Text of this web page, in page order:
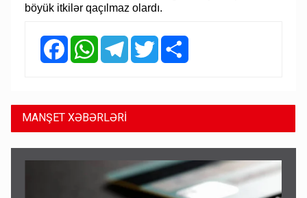
böyük itkilər qaçılmaz olardı.
FacebookWhatsAppTelegramTwitter
MANŞET XƏBƏRLƏRİ